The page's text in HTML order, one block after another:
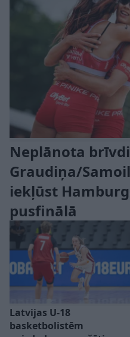
Neplānota
Graudiņa/
iekļūst
pusfinālā
Latvijas U-18
basketbolistēm